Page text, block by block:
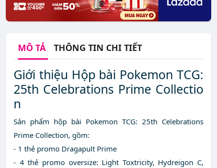
MÔ TẢ THÔNG TIN CHI TIẾT
Giới thiệu Hộp bài Pokemon TCG:
25th Celebrations Prime Collectio
n
Sản phẩm hộp bài Pokemon TCG: 25th Celebrations
Prime Collection, gồm:
- 1 thẻ promo Dragapult Prime
- 4 thẻ promo oversize: Light Toxtricity, Hydreigon C,